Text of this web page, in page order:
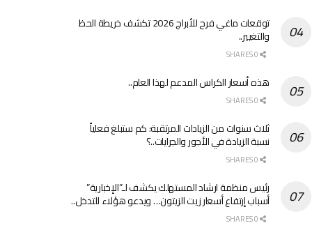
توقعات ماغي فرح للأبراج 2026 تكشف خريطة الحظ
والتغيير..
هذه أسعار الكراس المدعم لهذا العام..
ثلاث سنوات من الزيادات المرتقبة: كم ستبلغ فعلياً
نسبة الزيادة في الأجور والجرايات..؟
رئيس منظمة ارشاد المستهلك يكشف لـ”الإخبارية”
أسباب إرتفاع أسعار زيت الزيتون… ويدعو هؤلاء للتدخل..